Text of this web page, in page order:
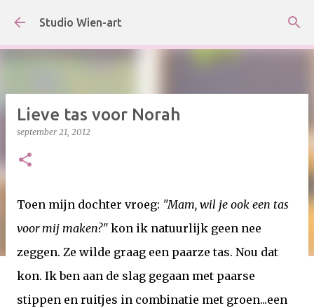
Doorgaan naar hoofdcontent
Studio Wien-art
Lieve tas voor Norah
september 21, 2012
Toen mijn dochter vroeg: "Mam, wil je ook een tas
voor mij maken?" kon ik natuurlijk geen nee
zeggen. Ze wilde graag een paarze tas. Nou dat
kon. Ik ben aan de slag gegaan met paarse
stippen en ruitjes in combinatie met groen...een